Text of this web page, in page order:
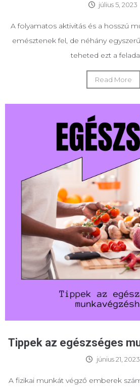
július 5, 2023
A folyamatos aktivitás és a hosszú
emésztenek fel, de néhány
teheted ezt a
Read More
Tippek az egészséges
június 21, 2023
A fizikai munkát végző emberek